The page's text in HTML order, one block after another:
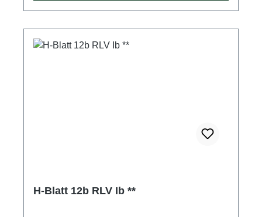
H-Blatt 12b RLV Ib **